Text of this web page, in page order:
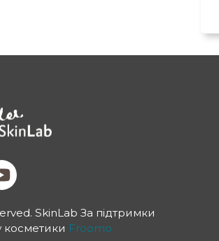
SkinLab За підтримки
косметики Froomo